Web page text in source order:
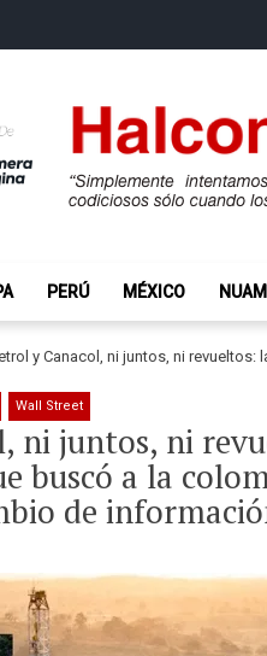
PERÚ MÉXICO
y Canacol, ni juntos, ni
Wall Street
ni juntos, ni
buscó a la
de